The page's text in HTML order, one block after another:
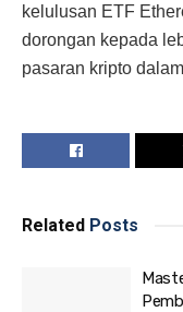
kelulusan ETF
dorongan kepada
pasaran kripto
Related Posts